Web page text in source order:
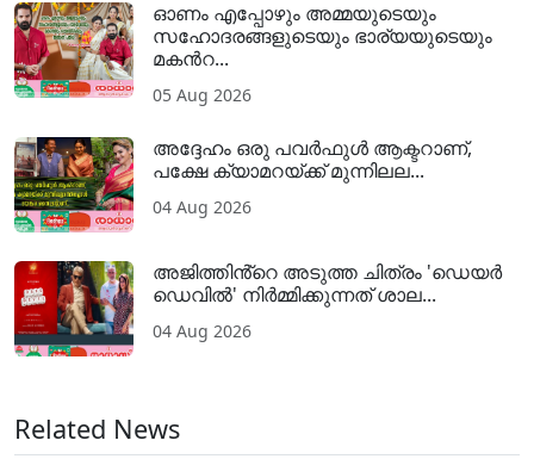
ഓണം എപ്പോഴും അമ്മയുടെയും
സഹോദരങ്ങളുടെയും ഭാര്യയുടെയും
മകന്‍റ...
05 Aug 2026
അദ്ദേഹം ഒരു പവര്‍ഫുള്‍ ആക്ടറാണ്,
പക്ഷേ ക്യാമറയ്ക്ക് മുന്നിലല...
04 Aug 2026
അജിത്തിൻ്റെ അടുത്ത ചിത്രം 'ഡെയർ
ഡെവിൽ' നിർമ്മിക്കുന്നത് ശാല...
04 Aug 2026
Related News